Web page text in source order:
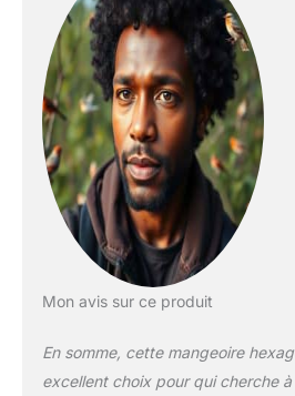
3.
la
40 cm
en bois
pour
Mon avis sur ce produit
En somme, cette mangeoire
excellent choix pour qui cherche à